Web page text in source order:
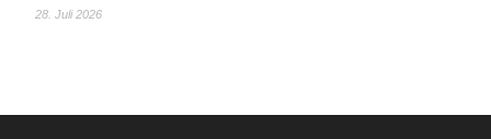
28. Juli 2026